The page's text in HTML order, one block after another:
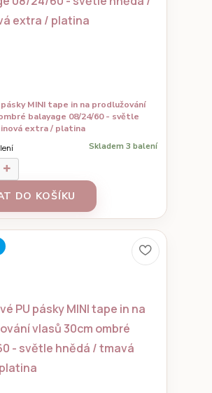
MINI tape in na prodlužování
balayage 08/24/60 - světle
extra / platina
Skladem 3 balení
DO KOŠÍKU